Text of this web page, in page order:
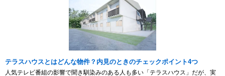
テラスハウスとはどんな物件？内見のときのチェックポイント4つ
人気テレビ番組の影響で聞き馴染みのある人も多い「テラスハウス」だが、実